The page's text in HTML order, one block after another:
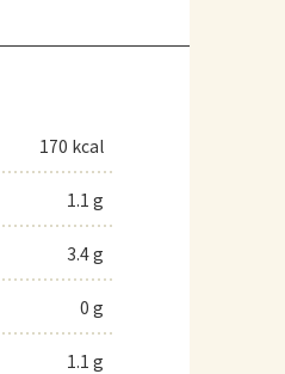
170 kcal
1.1 g
3.4 g
0 g
1.1 g